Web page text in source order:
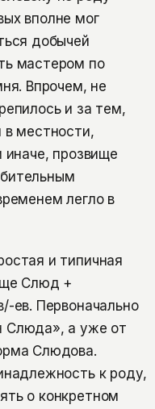
вполне мог
добычей
мастером по
Впрочем, не
и за тем,
в местности,
иначе, прозвище
легло в
и типичная
Слюд +
ев. Первоначально
Слюда», а уже от
Слюдова.
к роду,
о конкретном